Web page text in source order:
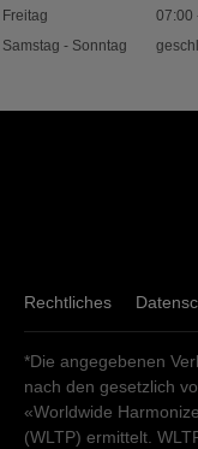
Freitag
07:00
Samstag - Sonntag
Rechtliches
*Die angegebenen
nach den gesetzlich
«Worldwide
(WLTP) ermittelt.